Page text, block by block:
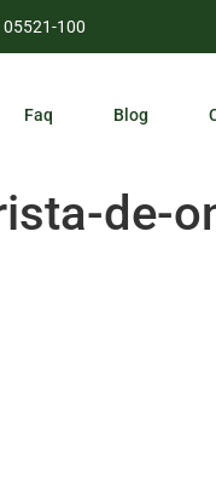
05521-100
Faq Blog
de-